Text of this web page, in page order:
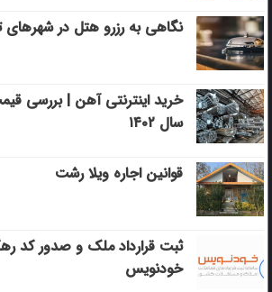
نگاهی به رزرو هتل در شهرهای
خرید اینترنتی آهن | بررسی
سال ۱۴۰۲
قوانین اجاره ویلا رشت
ثبت قرارداد ملک و صدور کد
خودنویس